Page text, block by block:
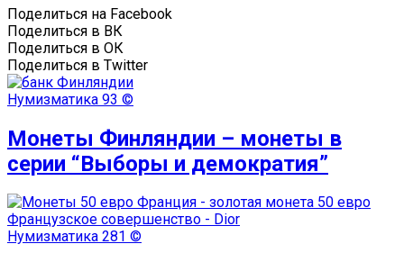
Поделиться на Facebook
Поделиться в ВК
Поделиться в ОК
Поделиться в Twitter
Нумизматика 93 ©
Монеты Финляндии – монеты в
серии “Выборы и демократия”
Нумизматика 281 ©